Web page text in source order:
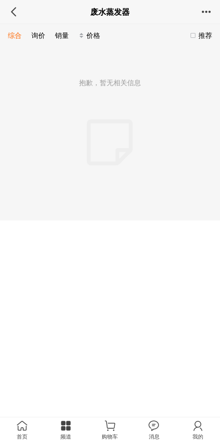
废水蒸发器
推荐
综合 询价 销量 价格
抱歉，暂无相关信息
首页 频道 购物车 消息 我的